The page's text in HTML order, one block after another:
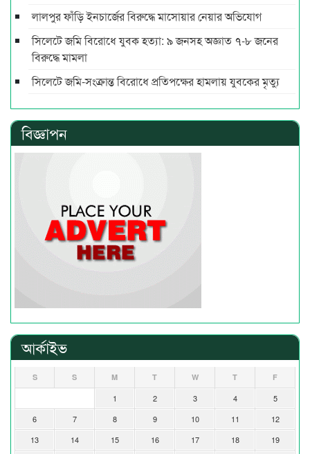
লালপুর ফাঁড়ি ইনচার্জের বিরুদ্ধে মাসোয়ার নেয়ার অভিযোগ
সিলেটে জমি বিরোধে যুবক হত্যা: ৯ জনসহ অজ্ঞাত ৭-৮ জনের
বিরুদ্ধে মামলা
সিলেটে জমি-সংক্রান্ত বিরোধে প্রতিপক্ষের হামলায় যুবকের মৃত্যু
বিজ্ঞাপন
আর্কাইভ
S S M T W T F
1 2 3 4
5
6
7 8 9 10 11
12
13
14 15 16 17 18
19